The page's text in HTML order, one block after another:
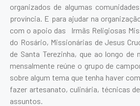
organizados de algumas
província. E para ajudar na
com o apoio das Irmãs Religiosas
do Rosário, Missionárias de Jesus
de Santa Terezinha, que ao longo de
mensalmente reúne o grupo de
sobre algum tema que tenha haver
fazer artesanato, culinária, técnicas
assuntos.